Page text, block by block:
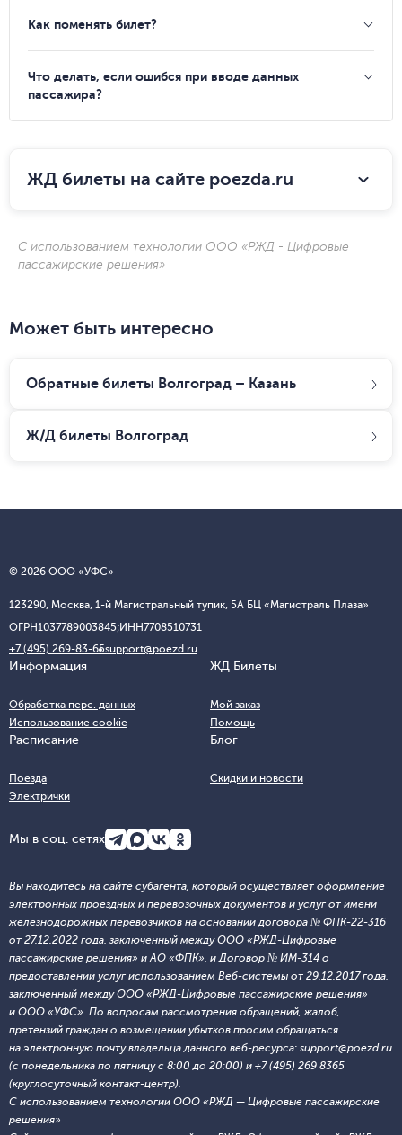
Как поменять билет?
Что делать, если ошибся при вводе данных
пассажира?
ЖД билеты на сайте poezda.ru
С использованием технологии ООО «РЖД - Цифровые
пассажирские решения»
Может быть интересно
Обратные билеты Волгоград – Казань
Ж/Д билеты Волгоград
© 2026 ООО «УФС»
123290, Москва, 1-й Магистральный тупик, 5А БЦ «Магистраль Плаза»
ОГРН1037789003845;ИНН7708510731
+7 (495) 269-83-65support@poezd.ru
Информация
Обработка перс. данных
Использование cookie
ЖД Билеты
Мой заказ
Помощь
Расписание
Поезда
Электрички
Блог
Скидки и новости
Мы в соц. сетях
Вы находитесь на сайте субагента, который осуществляет оформление
электронных проездных и перевозочных документов и услуг от имени
железнодорожных перевозчиков на основании договора № ФПК-22-316
от 27.12.2022 года, заключенный между ООО «РЖД-Цифровые
пассажирские решения» и АО «ФПК», и Договор № ИМ-314 о
предоставлении услуг использованием Веб-системы от 29.12.2017 года,
заключенный между ООО «РЖД-Цифровые пассажирские решения»
и ООО «УФС». По вопросам рассмотрения обращений, жалоб,
претензий граждан о возмещении убытков просим обращаться
на электронную почту владельца данного веб-ресурса: support@poezd.ru
(с понедельника по пятницу с 8:00 до 20:00) и +7 (495) 269 8365
(круглосуточный контакт-центр).
С использованием технологии ООО «РЖД — Цифровые пассажирские
решения»